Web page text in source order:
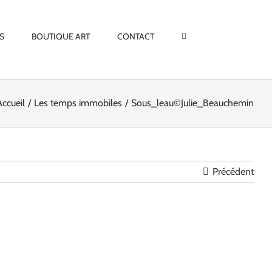
BOUTIQUE ART CONTACT
Les temps immobiles Sous_leau©Julie_Beauchemin
Précédent